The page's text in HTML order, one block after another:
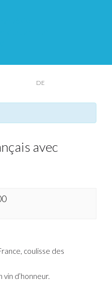
DE
avec
coulisse des
vin d’honneur.